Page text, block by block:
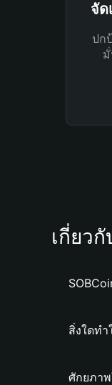
จัด
ปก
เกี่ยว
สิ่งใดท
ศักยภาพ